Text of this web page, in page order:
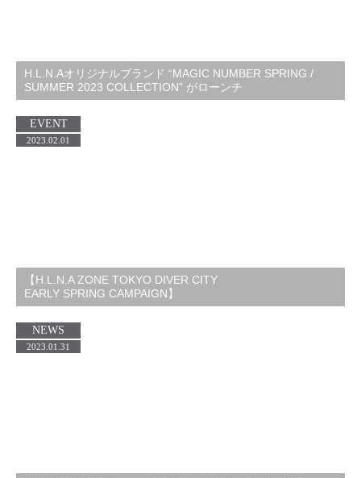
H.L.N.Aオリジナルブランド “MAGIC NUMBER SPRING /
SUMMER 2023 COLLECTION” がローンチ
【H.L.N.A ZONE TOKYO DIVER CITY
EARLY SPRING CAMPAIGN】
EVENT
2023.02.01
NEWS
2023.01.31